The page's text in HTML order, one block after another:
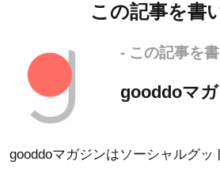
この記事を書
- この記事を
gooddoマ
gooddoマガジンはソーシャルグッ